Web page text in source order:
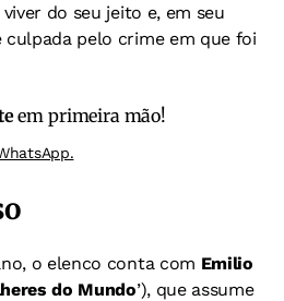
do seu jeito e, em seu
pelo crime em que foi
em primeira mão!
o elenco conta com Emilio
do Mundo’), que assume